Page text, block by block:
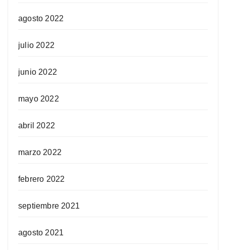
agosto 2022
julio 2022
junio 2022
mayo 2022
abril 2022
marzo 2022
febrero 2022
septiembre 2021
agosto 2021